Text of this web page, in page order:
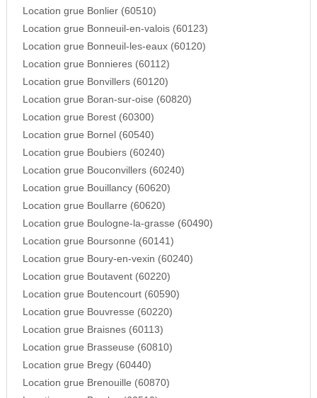
Location grue Bonlier (60510)
Location grue Bonneuil-en-valois (60123)
Location grue Bonneuil-les-eaux (60120)
Location grue Bonnieres (60112)
Location grue Bonvillers (60120)
Location grue Boran-sur-oise (60820)
Location grue Borest (60300)
Location grue Bornel (60540)
Location grue Boubiers (60240)
Location grue Bouconvillers (60240)
Location grue Bouillancy (60620)
Location grue Boullarre (60620)
Location grue Boulogne-la-grasse (60490)
Location grue Boursonne (60141)
Location grue Boury-en-vexin (60240)
Location grue Boutavent (60220)
Location grue Boutencourt (60590)
Location grue Bouvresse (60220)
Location grue Braisnes (60113)
Location grue Brasseuse (60810)
Location grue Bregy (60440)
Location grue Brenouille (60870)